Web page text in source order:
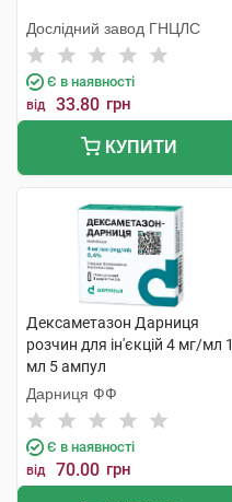
Дослідний завод ГНЦЛС
Є в наявності
від 33.80 грн
КУПИТИ
Дексаметазон Дарниця
розчин для ін'єкцій 4 мг/мл 1
мл 5 ампул
Дарниця ФФ
Є в наявності
від 70.00 грн